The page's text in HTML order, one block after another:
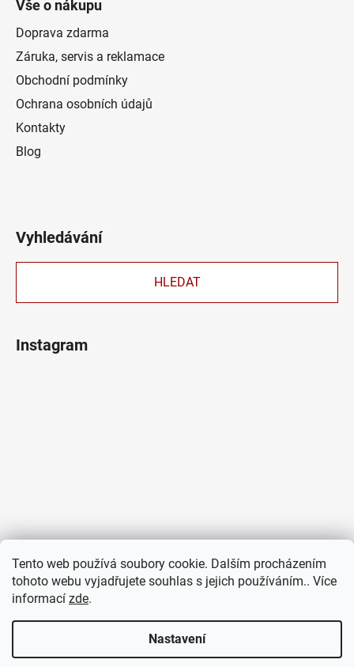
Tento web používá soubory cookie. Dalším procházením
tohoto webu vyjadřujete souhlas s jejich používáním.. Více
informací zde.
Nastavení
Vše o nákupu
Doprava zdarma
Záruka, servis a reklamace
Obchodní podmínky
Ochrana osobních údajů
Kontakty
Blog
Vyhledávání
HLEDAT
Instagram
Sledovat na Instagramu